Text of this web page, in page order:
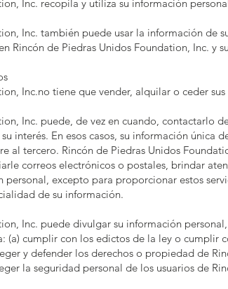
Inc. recopila y utiliza su información
Inc. también puede usar la información de
Rincón de Piedras Unidos Foundation, Inc. y
Inc.no tiene que vender, alquilar o ceder
Inc. puede, de vez en cuando, contactarlo
interés. En esos casos, su información
al tercero. Rincón de Piedras Unidos
correos electrónicos o postales, brindar
excepto para proporcionar estos
de su información.
Inc. puede divulgar su información
(a) cumplir con los edictos de la ley o
y defender los derechos o propiedad de
la seguridad personal de los usuarios de